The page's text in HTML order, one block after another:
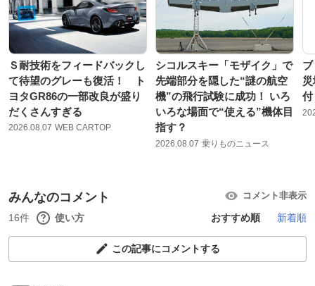
Ｓ耐技術をフィードバックし
て待望のグレーも復活！ ト
ヨタGR86の一部改良が盛り
だくさんすぎる
2026.08.07 WEB CARTOP
シコルスキー「モザイク」で
先端部分を隠した“謎の航空
機”の飛行試験に成功！ いろ
いろな場面で“使える”機体目
指す？
2026.08.07 乗りものニュース
付
みんなのコメント コメント非表示
16件 使い方 おすすめ順 新着順
この記事にコメントする